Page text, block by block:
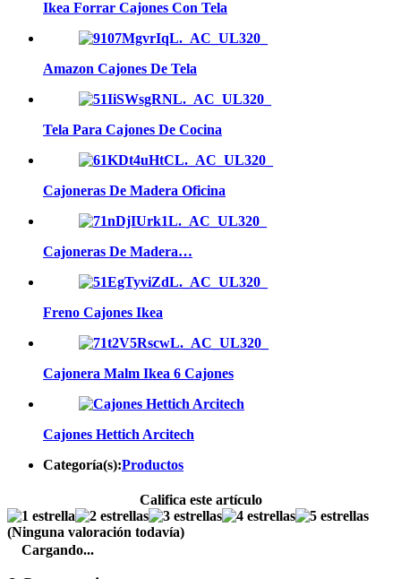
Ikea Forrar Cajones Con Tela
Amazon Cajones De Tela
Tela Para Cajones De Cocina
Cajoneras De Madera Oficina
Cajoneras De Madera…
Freno Cajones Ikea
Cajonera Malm Ikea 6 Cajones
Cajones Hettich Arcitech
Categoría(s):Productos
Califica este artículo
(Ninguna valoración todavía)
Cargando...